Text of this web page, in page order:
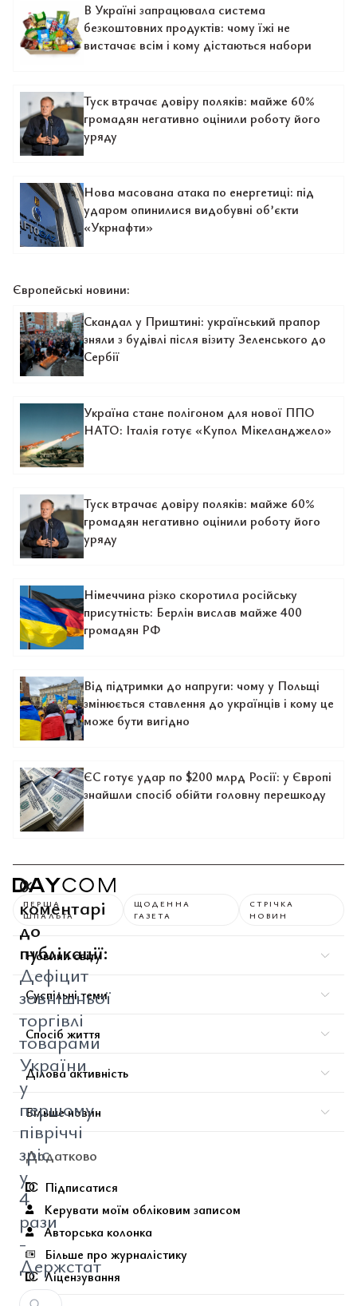
В Україні запрацювала система
безкоштовних продуктів: чому їжі не
вистачає всім і кому дістаються набори
Туск втрачає довіру поляків: майже 60%
громадян негативно оцінили роботу його
уряду
Нова масована атака по енергетиці: під
ударом опинилися видобувні об’єкти
«Укрнафти»
Європейські новини:
Скандал у Приштині: український прапор
зняли з будівлі після візиту Зеленського до
Сербії
Україна стане полігоном для нової ППО
НАТО: Італія готує «Купол Мікеланджело»
Туск втрачає довіру поляків: майже 60%
громадян негативно оцінили роботу його
уряду
Німеччина різко скоротила російську
присутність: Берлін вислав майже 400
громадян РФ
Від підтримки до напруги: чому у Польщі
змінюється ставлення до українців і кому це
може бути вигідно
ЄС готує удар по $200 млрд Росії: у Європі
знайшли спосіб обійти головну перешкоду
0
коментарі
до
публікації:
Дефіцит
зовнішньої
торгівлі
товарами
України
у
першому
півріччі
зріс
у
4
рази
-
Держстат
ПЕРША
ШПАЛЬТА
ЩОДЕННА
ГАЗЕТА
СТРІЧКА
НОВИН
Новини світу
Суспільні теми
Спосіб життя
Ділова активність
Більше новин
Додатково
Підписатися
Керувати моїм обліковим записом
Авторська колонка
Більше про журналістику
Ліцензування